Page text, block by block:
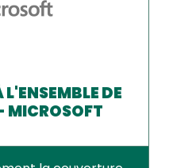
L'ENSEMBLE DE
MICROSOFT